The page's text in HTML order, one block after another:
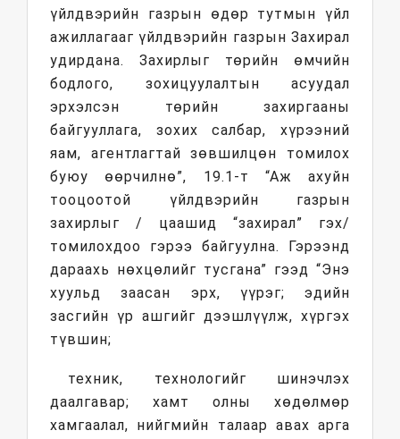
үйлдвэрийн газрын өдөр тутмын үйл
ажиллагааг үйлдвэрийн газрын Захирал
удирдана. Захирлыг төрийн өмчийн
бодлого, зохицуулалтын асуудал
эрхэлсэн төрийн захиргааны
байгууллага, зохих салбар, хүрээний
яам, агентлагтай зөвшилцөн томилох
буюу өөрчилнө”, 19.1-т “Аж ахуйн
тооцоотой үйлдвэрийн газрын
захирлыг / цаашид “захирал” гэх/
томилохдоо гэрээ байгуулна. Гэрээнд
дараахь нөхцөлийг тусгана” гээд “Энэ
хуульд заасан эрх, үүрэг; эдийн
засгийн үр ашгийг дээшлүүлж, хүргэх
түвшин;
техник, технологийг шинэчлэх
даалгавар; хамт олны хөдөлмөр
хамгаалал, нийгмийн талаар авах арга